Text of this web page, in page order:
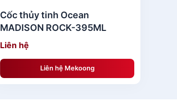
Cốc thủy tinh Ocean
MADISON ROCK-395ML
Liên hệ
Liên hệ Mekoong